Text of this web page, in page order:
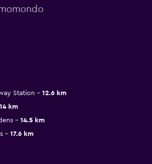
Station
12.6 km
14 km
14.5 km
17.6 km